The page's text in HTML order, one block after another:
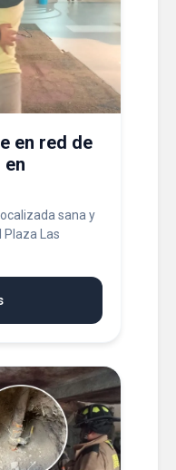
en red de
sana y
Plaza Las